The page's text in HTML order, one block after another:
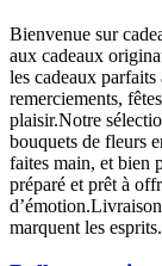
Bienvenue sur
aux cadeaux
les cadeaux
remerciements,
plaisir.Notre
bouquets de fleurs
faites main, et bien
préparé et prêt à
marquent les esprits.